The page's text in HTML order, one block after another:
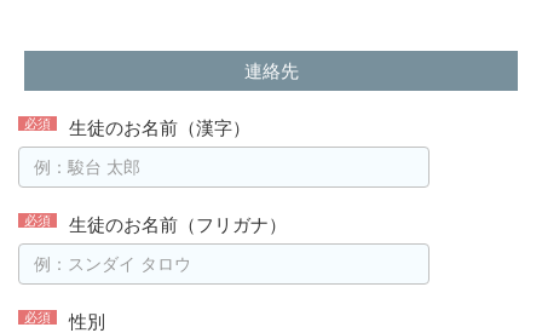
連絡先
生徒のお名前（漢字）
生徒のお名前（フリガナ）
性別